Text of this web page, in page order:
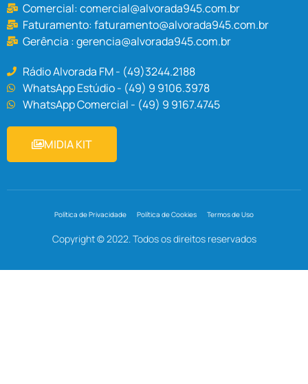
Comercial:comercial@alvorada945.com.br
Faturamento:faturamento@alvorada945.com.br
Gerência :gerencia@alvorada945.com.br
Rádio Alvorada FM - (49)3244.2188
WhatsApp Estúdio - (49) 9 9106.3978
WhatsApp Comercial - (49) 9 9167.4745
MIDIA KIT
Política de Privacidade Política de Cookies Termos de Uso
Copyright © 2022. Todos os direitos reservados